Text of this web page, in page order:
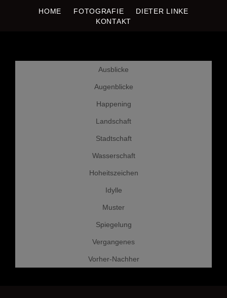
HOME FOTOGRAFIE
DIETER LINKE
KONTAKT
DIETER LINKE
Ausblicke
Augenblicke
Happening
Landschaft
Stadtschaft
Wasserschaft
Hoheitszeichen
Idylle
Muster
Spiegelung
Vergangenes
Vorher-Nachher